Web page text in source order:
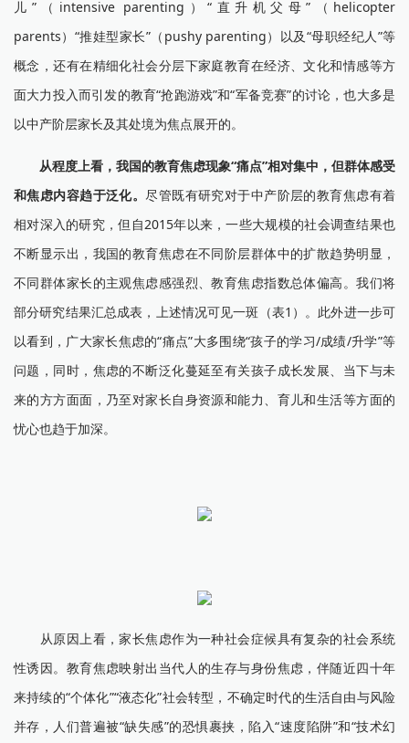
儿”（intensive parenting）“直升机父母”（helicopter
parents）“推娃型家长”（pushy parenting）以及“母职经纪人”等
概念，还有在精细化社会分层下家庭教育在经济、文化和情感等方
面大力投入而引发的教育“抢跑游戏”和“军备竞赛”的讨论，也大多是
以中产阶层家长及其处境为焦点展开的。
从程度上看，我国的教育焦虑现象“痛点”相对集中，但群体感受
和焦虑内容趋于泛化。 尽管既有研究对于中产阶层的教育焦虑有着
相对深入的研究，但自2015年以来，一些大规模的社会调查结果也
不断显示出，我国的教育焦虑在不同阶层群体中的扩散趋势明显，
不同群体家长的主观焦虑感强烈、教育焦虑指数总体偏高。我们将
部分研究结果汇总成表，上述情况可见一斑（表1）。此外进一步可
以看到，广大家长焦虑的“痛点”大多围绕“孩子的学习/成绩/升学”等
问题，同时，焦虑的不断泛化蔓延至有关孩子成长发展、当下与未
来的方方面面，乃至对家长自身资源和能力、育儿和生活等方面的
忧心也趋于加深。
从原因上看，家长焦虑作为一种社会症候具有复杂的社会系统
性诱因。教育焦虑映射出当代人的生存与身份焦虑，伴随近四十年
来持续的“个体化”“液态化”社会转型，不确定时代的生活自由与风险
并存，人们普遍被“缺失感”的恐惧裹挟，陷入“速度陷阱”和“技术幻